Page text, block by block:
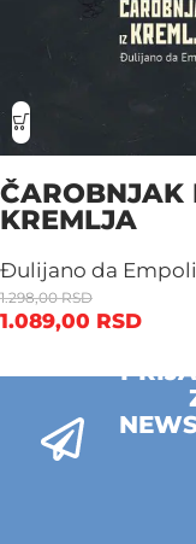
ČAROBNJAK
KREMLJA
Đulijano da Empoli
1.298,00RSD
1.089,00 RSD